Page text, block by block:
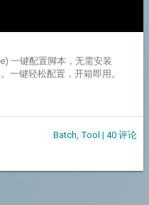
一键配置脚本，无需安装
一键轻松配置，开箱即用。
Batch Tool |40 评论